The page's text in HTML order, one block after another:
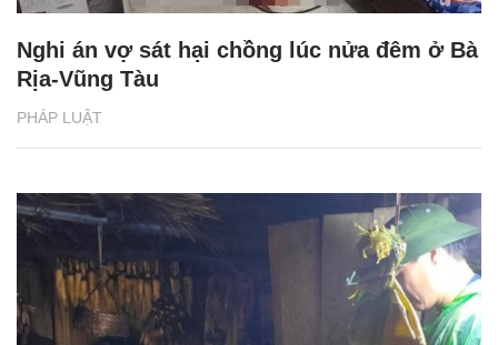
PHÁP LUẬT
Nghi án vợ sát hại chồng lúc nửa đêm ở Bà
Rịa-Vũng Tàu